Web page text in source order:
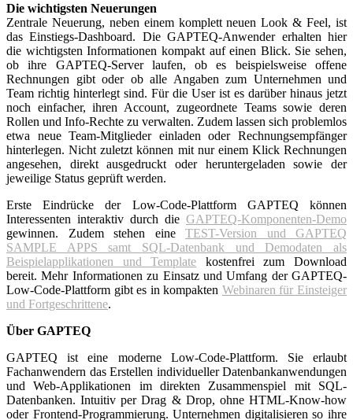
Die wichtigsten Neuerungen
Zentrale Neuerung, neben einem komplett neuen Look & Feel, ist
das Einstiegs-Dashboard. Die GAPTEQ-Anwender erhalten hier
die wichtigsten Informationen kompakt auf einen Blick. Sie sehen,
ob ihre GAPTEQ-Server laufen, ob es beispielsweise offene
Rechnungen gibt oder ob alle Angaben zum Unternehmen und
Team richtig hinterlegt sind. Für die User ist es darüber hinaus jetzt
noch einfacher, ihren Account, zugeordnete Teams sowie deren
Rollen und Info-Rechte zu verwalten. Zudem lassen sich problemlos
etwa neue Team-Mitglieder einladen oder Rechnungsempfänger
hinterlegen. Nicht zuletzt können mit nur einem Klick Rechnungen
angesehen, direkt ausgedruckt oder heruntergeladen sowie der
jeweilige Status geprüft werden.
Erste Eindrücke der Low-Code-Plattform GAPTEQ können
Interessenten interaktiv durch die GAPTEQ-Komponenten-Demo
gewinnen. Zudem stehen eine TEST-Version und GAPTEQ
SAMPLE APPS samt SQL-Datenbank und Demodaten als
Beispielapplikationen und Template kostenfrei zum Download
bereit. Mehr Informationen zu Einsatz und Umfang der GAPTEQ-
Low-Code-Plattform gibt es in kompakten Webinaren für Einsteiger
und Fortgeschrittene.
Über GAPTEQ
GAPTEQ ist eine moderne Low-Code-Plattform. Sie erlaubt
Fachanwendern das Erstellen individueller Datenbankanwendungen
und Web-Applikationen im direkten Zusammenspiel mit SQL-
Datenbanken. Intuitiv per Drag & Drop, ohne HTML-Know-how
oder Frontend-Programmierung. Unternehmen digitalisieren so ihre